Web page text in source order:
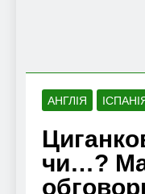
АНГЛІЯ
чи…?